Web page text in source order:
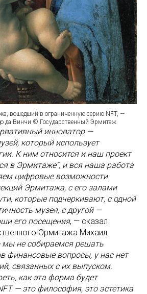
вошедший в ограниченную серию NFT, —
да Винчи © Государственный Эрмитаж
инноватор —
который использует
К ним относится и наш проект
в Эрмитаже“, и вся наша работа
цифровые возможности
Эрмитажа, с его залами
которые подчеркивают, с одной
музея, с другой —
его посещения, — сказал
Эрмитажа Михаил
мы не собираемся решать
финансовые вопросы, у нас нет
связанных с их выпуском.
как эта форма будет
— это философия, это эстетика